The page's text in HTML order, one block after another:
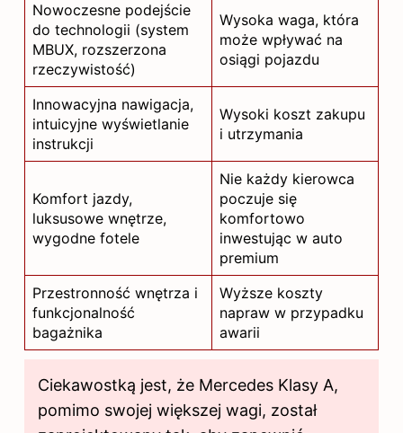
Nowoczesne podejście
do technologii (system
MBUX, rozszerzona
rzeczywistość)
Wysoka waga, która
może wpływać na
osiągi pojazdu
Innowacyjna nawigacja,
intuicyjne wyświetlanie
instrukcji
Wysoki koszt zakupu
i utrzymania
Komfort jazdy,
luksusowe wnętrze,
wygodne fotele
Nie każdy kierowca
poczuje się
komfortowo
inwestując w auto
premium
Przestronność wnętrza i
funkcjonalność
bagażnika
Wyższe koszty
napraw w przypadku
awarii
Ciekawostką jest, że Mercedes Klasy A,
pomimo swojej większej wagi, został